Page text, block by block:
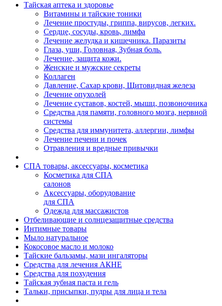
Тайская аптека и здоровье
Витамины и тайские тоники
Лечение простуды, гриппа, вирусов, легких.
Сердце, сосуды, кровь, лимфа
Лечение желудка и кишечника. Паразиты
Глаза, уши, Головная, Зубная боль.
Лечение, защита кожи.
Женские и мужские секреты
Коллаген
Давление, Сахар крови, Щитовидная железа
Лечение опухолей
Лечение суставов, костей, мышц, позвоночника
Средства для памяти, головного мозга, нервной
системы
Средства для иммунитета, аллергии, лимфы
Лечение печени и почек
Отравления и вредные привычки
СПА товары, аксессуары, косметика
Косметика для СПА
салонов
Аксессуары, оборудование
для СПА
Одежда для массажистов
Отбеливающие и солнцезащитные средства
Интимные товары
Мыло натуральное
Кокосовое масло и молоко
Тайские бальзамы, мази ингаляторы
Средства для лечения АКНЕ
Средства для похудения
Тайская зубная паста и гель
Тальки, присыпки, пудры для лица и тела